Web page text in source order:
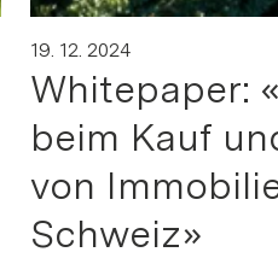
19. 12. 2024
Whitepaper:
beim Kauf
von
Schweiz»
Direkt teilen